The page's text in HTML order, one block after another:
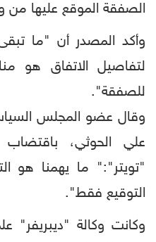
الصفقة الموقع عليها
وأكد المصدر أن "ما
لتفاصيل الاتفاق هو
للصفقة".
وقال عضو المجلس
علي الحوثي،
"تويتر":" ما يهمنا هو
التوقيع فقط".
وكانت وكالة